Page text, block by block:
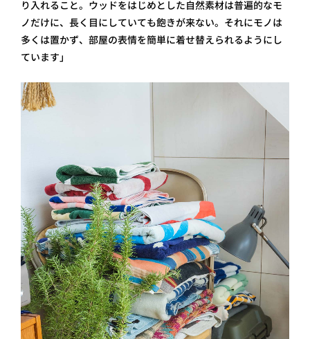
り入れること。ウッドをはじめとした自然素材は普遍的なモ
ノだけに、長く目にしていても飽きが来ない。それにモノは
多くは置かず、部屋の表情を簡単に着せ替えられるようにし
ています」